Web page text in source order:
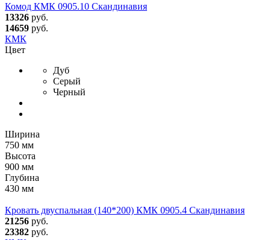
Комод КМК 0905.10 Скандинавия
13326 руб.
14659 руб.
КМК
Цвет
Дуб
Серый
Черный
Ширина
750 мм
Высота
900 мм
Глубина
430 мм
Кровать двуспальная (140*200) КМК 0905.4 Скандинавия
21256 руб.
23382 руб.